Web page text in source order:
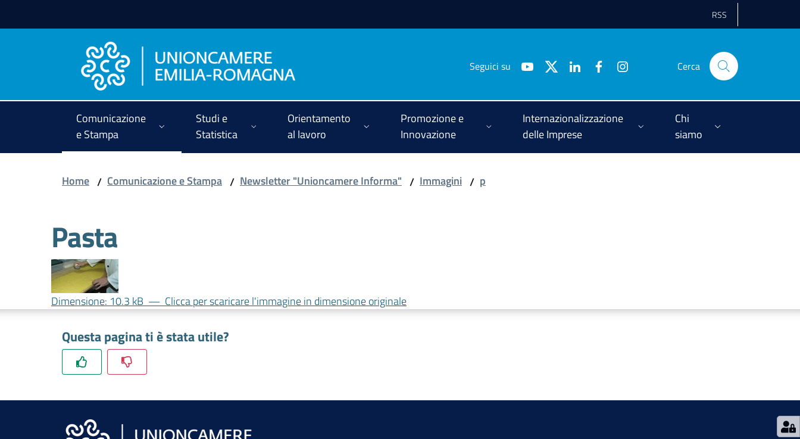
RSS
Seguici su Cerca
Comunicazione
e Stampa
Studi e
Statistica
Orientamento
al lavoro
Promozione e
Innovazione
Internazionalizzazione
delle Imprese
Chi
siamo
Home / Comunicazione e Stampa / Newsletter "Unioncamere Informa" / Immagini / p
Pasta
Dimensione: 10.3 kB — Clicca per scaricare l'immagine in dimensione originale
Questa pagina ti è stata utile?